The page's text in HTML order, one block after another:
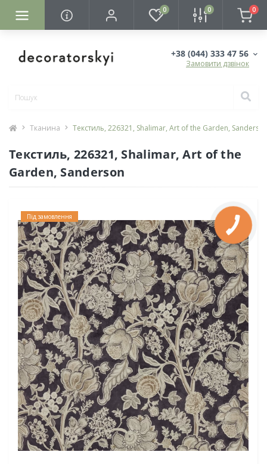
0 0 0
+38 (044) 333 47 56
Замовити дзвінок
Тканина Текстиль, 226321, Shalimar, Art of the Garden,
Текстиль, 226321, Shalimar, Art of the
Garden, Sanderson
Під замовлення